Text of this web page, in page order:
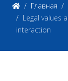
Главная
Legal values
interaction